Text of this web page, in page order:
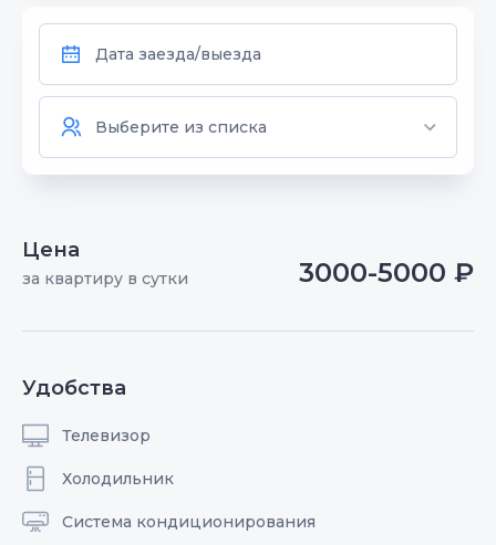
Цена
за квартиру в сутки 3000-5000 ₽
Удобства
Телевизор
Холодильник
Система кондиционирования